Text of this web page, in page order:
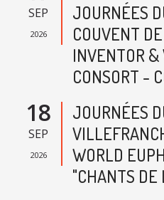
SEP
2026
JOURNÉES
COUVENT
INVENTOR &
CONSORT -
18
SEP
2026
JOURNÉES
WORLD
"CHANTS DE